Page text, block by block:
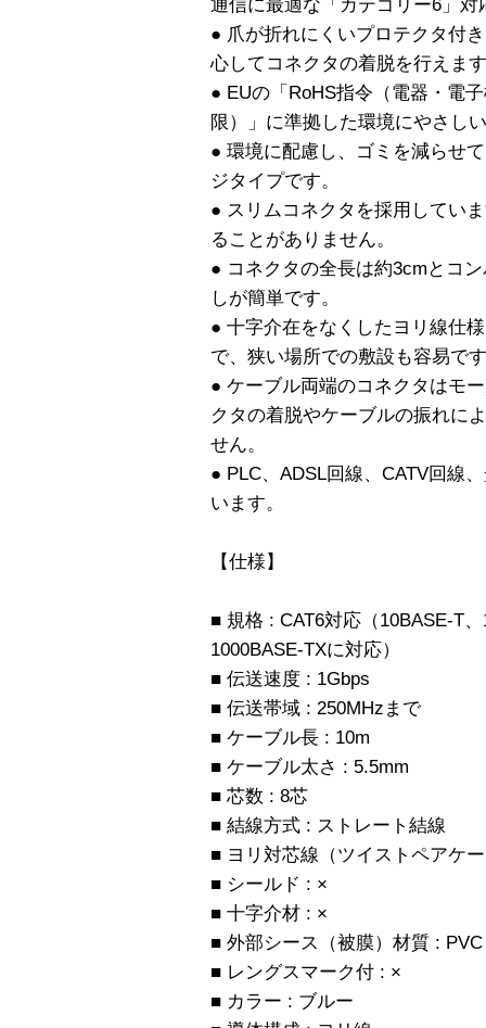
通信に最適な「カテゴリー6」
● 爪が折れにくいプロテクタ付
心してコネクタの着脱を行えま
● EUの「RoHS指令（電器・電
限）」に準拠した環境にやさし
● 環境に配慮し、ゴミを減らせ
ジタイプです。
● スリムコネクタを採用してい
ることがありません。
● コネクタの全長は約3cmとコ
しが簡単です。
● 十字介在をなくしたヨリ線仕
で、狭い場所での敷設も容易で
● ケーブル両端のコネクタはモ
クタの着脱やケーブルの振れに
せん。
● PLC、ADSL回線、CATV回線
います。
【仕様】
■ 規格 : CAT6対応（10BASE-T
1000BASE-TXに対応）
■ 伝送速度 : 1Gbps
■ 伝送帯域 : 250MHzまで
■ ケーブル長 : 10m
■ ケーブル太さ : 5.5mm
■ 芯数 : 8芯
■ 結線方式 : ストレート結線
■ ヨリ対芯線（ツイストペアケ
■ シールド : ×
■ 十字介材 : ×
■ 外部シース（被膜）材質 : PVC
■ レングスマーク付 : ×
■ カラー : ブルー